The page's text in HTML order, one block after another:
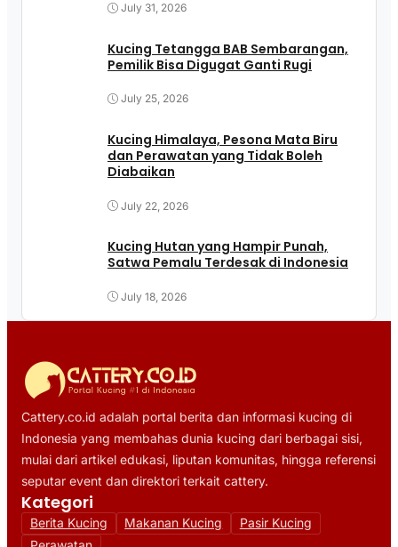
July 31, 2026
Kucing Tetangga BAB Sembarangan,
Pemilik Bisa Digugat Ganti Rugi
July 25, 2026
Kucing Himalaya, Pesona Mata Biru
dan Perawatan yang Tidak Boleh
Diabaikan
July 22, 2026
Kucing Hutan yang Hampir Punah,
Satwa Pemalu Terdesak di Indonesia
July 18, 2026
Cattery.co.id adalah portal berita dan informasi kucing di
Indonesia yang membahas dunia kucing dari berbagai sisi,
mulai dari artikel edukasi, liputan komunitas, hingga referensi
seputar event dan direktori terkait cattery.
Kategori
Berita Kucing Makanan Kucing
Pasir Kucing